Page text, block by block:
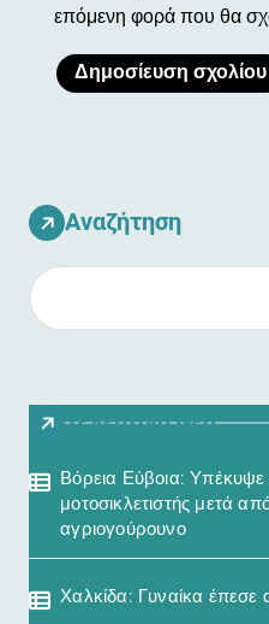
επόμενη φορά που θα
Αναζήτηση
Τελευταία Νέα
Βόρεια Εύβοια:
μοτοσικλετιστής μετά
αγριογούρουνο
Χαλκίδα: Γυναίκα